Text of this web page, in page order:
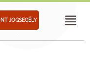
JOGSEGÉLY